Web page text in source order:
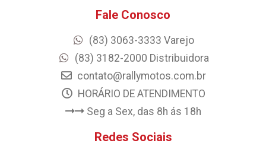
Fale Conosco
(83) 3063-3333 Varejo
(83) 3182-2000 Distribuidora
contato@rallymotos.com.br
HORÁRIO DE ATENDIMENTO
Seg a Sex, das 8h ás 18h
Redes Sociais